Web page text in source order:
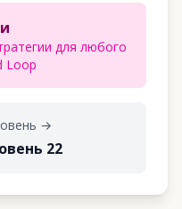
для любого
Loop
→
22